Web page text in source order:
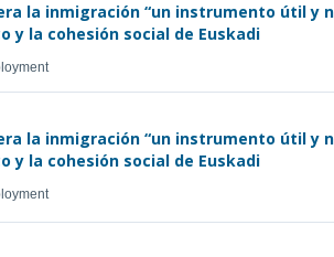
la inmigración “un instrumento útil y
y la cohesión social de Euskadi
la inmigración “un instrumento útil y
y la cohesión social de Euskadi